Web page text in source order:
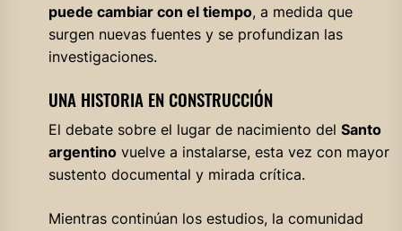
puede cambiar con el tiempo, a medida que
surgen nuevas fuentes y se profundizan las
investigaciones.
UNA HISTORIA EN CONSTRUCCIÓN
El debate sobre el lugar de nacimiento del Santo
argentinovuelve a instalarse, esta vez con mayor
sustento documental y mirada crítica.
Mientras continúan los estudios, la comunidad